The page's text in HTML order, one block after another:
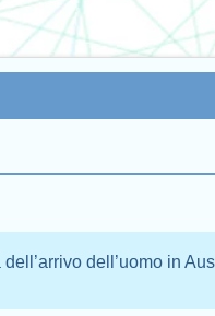
dell’uomo in